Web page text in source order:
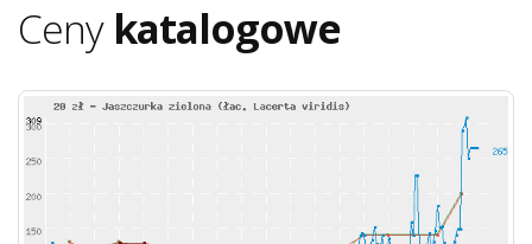
Ceny katalogowe